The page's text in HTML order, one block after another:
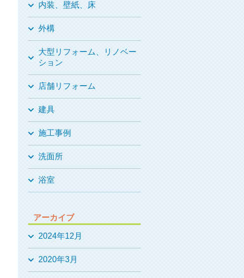
内装、壁紙、床
外構
大型リフォーム、リノベー
ション
店舗リフォーム
建具
施工事例
洗面所
浴室
アーカイブ
2024年12月
2020年3月